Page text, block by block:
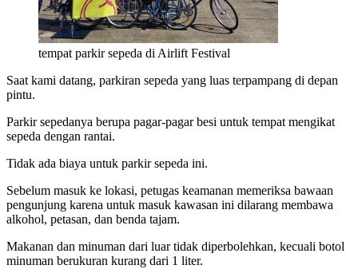
tempat parkir sepeda di Airlift Festival
Saat kami datang, parkiran sepeda yang luas terpampang di depan
pintu.
Parkir sepedanya berupa pagar-pagar besi untuk tempat mengikat
sepeda dengan rantai.
Tidak ada biaya untuk parkir sepeda ini.
Sebelum masuk ke lokasi, petugas keamanan memeriksa bawaan
pengunjung karena untuk masuk kawasan ini dilarang membawa
alkohol, petasan, dan benda tajam.
Makanan dan minuman dari luar tidak diperbolehkan, kecuali botol
minuman berukuran kurang dari 1 liter.